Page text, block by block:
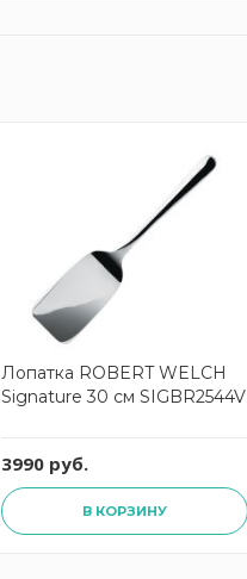
Лопатка ROBERT WELCH
Signature 30 см SIGBR2544V
3990 руб.
В КОРЗИНУ